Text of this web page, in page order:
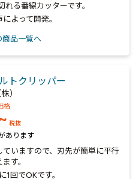
る番線カッターです。
よって開発。
商品一覧へ
トクリッパー
）
格
税抜
あります
いますので、刃先が簡単に平行
す。
回でOKです。